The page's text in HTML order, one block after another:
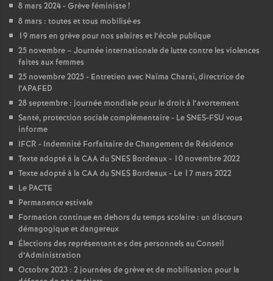
s
e
i
g
n
e
m
e
8 mars 2024 - Grève féministe!
8 mars : toutes et tous mobilisé·es
19 mars en grève pour nos salaires et l’école publique
25 novembre – Journée internationale de lutte contre les violences
faites aux femmes
25 novembre 2025 - Entretien avec Naïma Charaï, directrice de
l’APAFED
28 septembre : journée mondiale pour le droit à l’avortement
Santé, protection sociale complémentaire - Le SNES-FSU vous
informe
IFCR - Indemnité Forfaitaire de Changement de Résidence
Texte adopté à la CAA du SNES Bordeaux - 10 novembre 2022
Texte adopté à la CAA du SNES Bordeaux - Le 17 mars 2022
Le PACTE
Permanence estivale
Formation continue en dehors du temps scolaire : un discours
démagogique et dangereux
Élections des représentant·e·s des personnels au Conseil
d’Administration
Octobre 2023 : 2 journées de grève et de mobilisation pour la